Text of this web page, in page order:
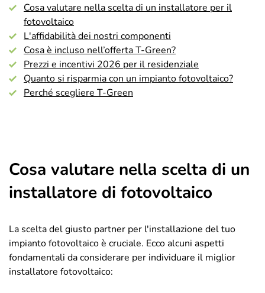
Cosa valutare nella scelta di un installatore per il
fotovoltaico
L'affidabilità dei nostri componenti
Cosa è incluso nell’offerta T-Green?
Prezzi e incentivi 2026 per il residenziale
Quanto si risparmia con un impianto fotovoltaico?
Perché scegliere T-Green
Cosa valutare nella scelta di un
installatore di fotovoltaico
La scelta del giusto partner per l'installazione del tuo
impianto fotovoltaico è cruciale. Ecco alcuni aspetti
fondamentali da considerare per individuare il miglior
installatore fotovoltaico: